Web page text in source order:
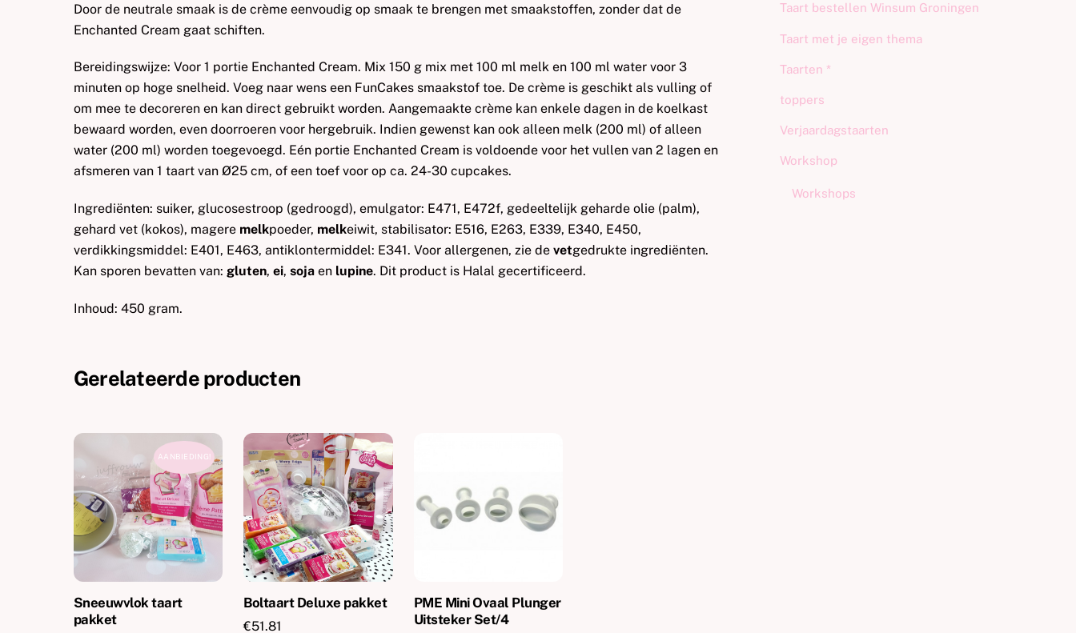
Door de neutrale smaak is de crème eenvoudig op smaak te brengen met smaakstoffen, zonder dat de
Enchanted Cream gaat schiften.
Bereidingswijze: Voor 1 portie Enchanted Cream. Mix 150 g mix met 100 ml melk en 100 ml water voor 3
minuten op hoge snelheid. Voeg naar wens een FunCakes smaakstof toe. De crème is geschikt als vulling of
om mee te decoreren en kan direct gebruikt worden. Aangemaakte crème kan enkele dagen in de koelkast
bewaard worden, even doorroeren voor hergebruik. Indien gewenst kan ook alleen melk (200 ml) of alleen
water (200 ml) worden toegevoegd. Eén portie Enchanted Cream is voldoende voor het vullen van 2 lagen en
afsmeren van 1 taart van Ø25 cm, of een toef voor op ca. 24-30 cupcakes.
Ingrediënten: suiker, glucosestroop (gedroogd), emulgator: E471, E472f, gedeeltelijk geharde olie (palm),
gehard vet (kokos), magere melkpoeder, melkeiwit, stabilisator: E516, E263, E339, E340, E450,
verdikkingsmiddel: E401, E463, antiklontermiddel: E341. Voor allergenen, zie de vetgedrukte ingrediënten.
Kan sporen bevatten van: gluten, ei, soja en lupine. Dit product is Halal gecertificeerd.
Inhoud: 450 gram.
Gerelateerde producten
AANBIEDING!
Sneeuwvlok taart
pakket
Boltaart Deluxe pakket
€51.81
PME Mini Ovaal Plunger
Uitsteker Set/4
Taart bestellen Winsum Groningen
Taart met je eigen thema
Taarten *
toppers
Verjaardagstaarten
Workshop
Workshops